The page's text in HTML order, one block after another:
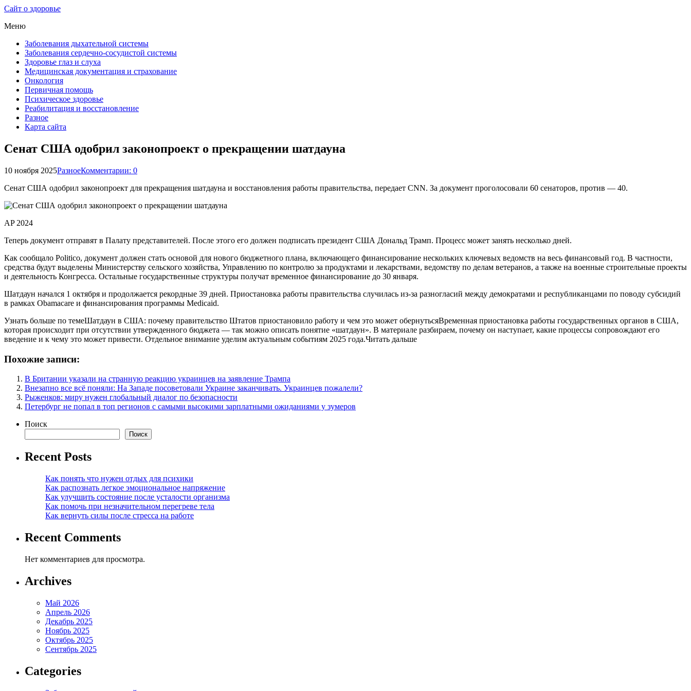
Сайт о здоровье
Меню
Заболевания дыхательной системы
Заболевания сердечно-сосудистой системы
Здоровье глаз и слуха
Медицинская документация и страхование
Онкология
Первичная помощь
Психическое здоровье
Реабилитация и восстановление
Разное
Карта сайта
Сенат США одобрил законопроект о прекращении шатдауна
10 ноября 2025РазноеКомментарии: 0
Сенат США одобрил законопроект для прекращения шатдауна и восстановления работы правительства, передает CNN. За документ проголосовали 60 сенаторов, против — 40.
AP 2024
Теперь документ отправят в Палату представителей. После этого его должен подписать президент США Дональд Трамп. Процесс может занять несколько дней.
Как сообщало Politico, документ должен стать основой для нового бюджетного плана, включающего финансирование нескольких ключевых ведомств на весь финансовый год. В частности,
средства будут выделены Министерству сельского хозяйства, Управлению по контролю за продуктами и лекарствами, ведомству по делам ветеранов, а также на военные строительные проекты
и деятельность Конгресса. Остальные государственные структуры получат временное финансирование до 30 января.
Шатдаун начался 1 октября и продолжается рекордные 39 дней. Приостановка работы правительства случилась из-за разногласий между демократами и республиканцами по поводу субсидий
в рамках Obamacare и финансирования программы Medicaid.
Узнать больше по темеШатдаун в США: почему правительство Штатов приостановило работу и чем это может обернутьсяВременная приостановка работы государственных органов в США,
которая происходит при отсутствии утвержденного бюджета — так можно описать понятие «шатдаун». В материале разбираем, почему он наступает, какие процессы сопровождают его
введение и к чему это может привести. Отдельное внимание уделим актуальным событиям 2025 года.Читать дальше
Похожие записи:
В Британии указали на странную реакцию украинцев на заявление Трампа
Внезапно все всё поняли: На Западе посоветовали Украине заканчивать. Украинцев пожалели?
Рыженков: миру нужен глобальный диалог по безопасности
Петербург не попал в топ регионов с самыми высокими зарплатными ожиданиями у зумеров
Поиск
Поиск
Recent Posts
Как понять что нужен отдых для психики
Как распознать легкое эмоциональное напряжение
Как улучшить состояние после усталости организма
Как помочь при незначительном перегреве тела
Как вернуть силы после стресса на работе
Recent Comments
Нет комментариев для просмотра.
Archives
Май 2026
Апрель 2026
Декабрь 2025
Ноябрь 2025
Октябрь 2025
Сентябрь 2025
Categories